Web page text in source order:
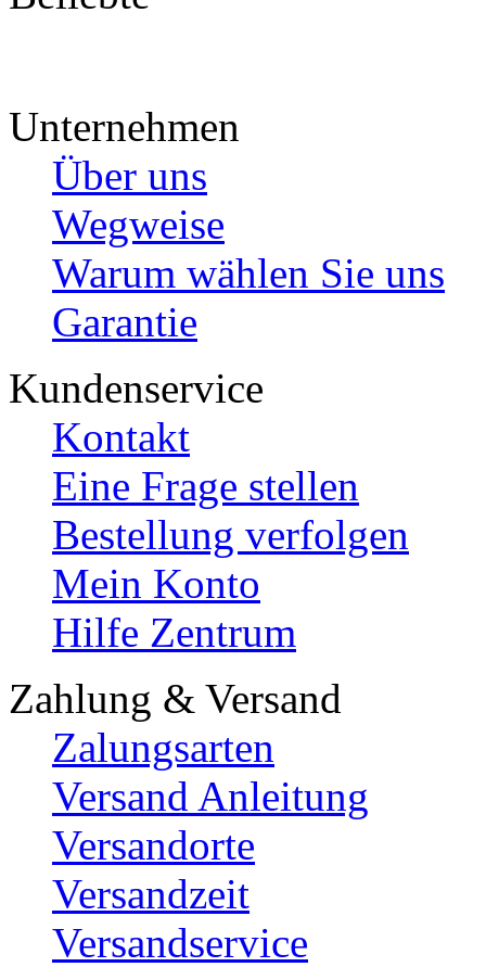
Unternehmen
Über uns
Wegweise
Warum wählen Sie uns
Garantie
Kundenservice
Kontakt
Eine Frage stellen
Bestellung verfolgen
Mein Konto
Hilfe Zentrum
Zahlung & Versand
Zalungsarten
Versand Anleitung
Versandorte
Versandzeit
Versandservice